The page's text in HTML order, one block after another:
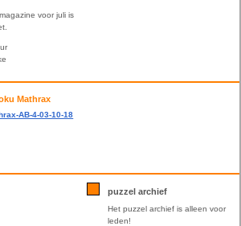
voor juli is
Mathrax
AB-4-03-10-18
puzzel archief
Het puzzel archief is alleen voor
leden!